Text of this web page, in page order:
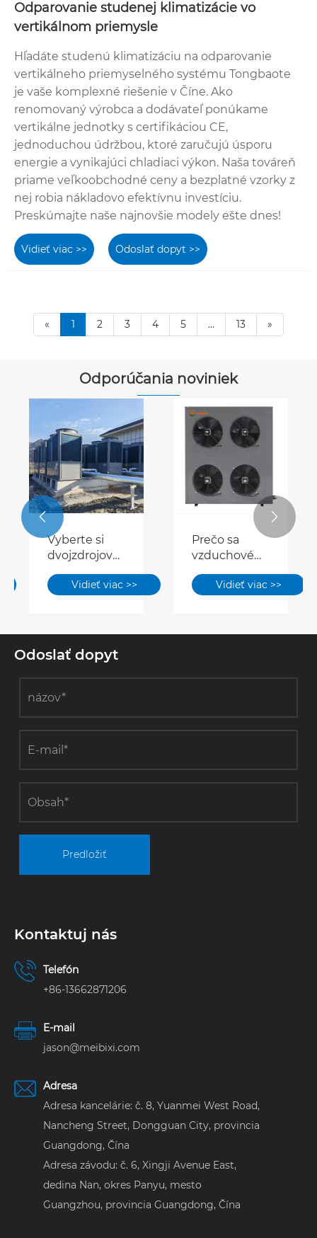
Odparovanie studenej klimatizácie vo
vertikálnom priemysle
Hľadáte studenú klimatizáciu na odparovanie
vertikálneho priemyselného systému Tongbaote
je vaše komplexné riešenie v Číne. Ako
renomovaný výrobca a dodávateľ ponúkame
vertikálne jednotky s certifikáciou CE,
jednoduchou údržbou, ktoré zaručujú úsporu
energie a vynikajúci chladiaci výkon. Naša továreň
priame veľkoobchodné ceny a bezplatné vzorky z
nej robia nákladovo efektívnu investíciu.
Preskúmajte naše najnovšie modely ešte dnes!
Vidieť viac >> Odoslať dopyt >>
« 1 2 3 4 5 ... 13 »
Odporúčania noviniek
Vyberte si
dvojzdrojové
čerpadlá, aby
efektívnejšia
Vidieť viac >>
Prečo sa
vzduchové
čerpadlo
úsporný
Vidieť viac >>
 
Odoslať dopyt
Predložiť
Kontaktuj nás
Telefón
+86-13662871206
E-mail
jason@meibixi.com
Adresa
Adresa kancelárie: č. 8, Yuanmei West Road,
Nancheng Street, Dongguan City, provincia
Guangdong, Čína
Adresa závodu: č. 6, Xingji Avenue East,
dedina Nan, okres Panyu, mesto
Guangzhou, provincia Guangdong, Čína